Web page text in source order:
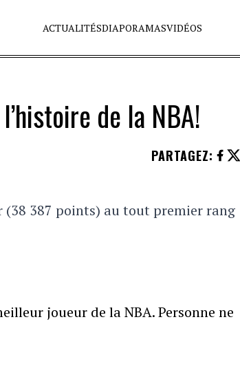
ACTUALITÉSDIAPORAMASVIDÉOS
de la NBA!
PARTAGEZ:
(38 387 points) au tout premier rang
joueur de la NBA. Personne ne